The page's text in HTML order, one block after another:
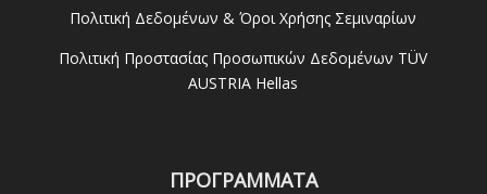
Πολιτική Δεδομένων & Όροι Χρήσης Σεμιναρίων
Πολιτική Προστασίας Προσωπικών Δεδομένων TÜV
AUSTRIA Hellas
ΠΡΟΓΡΑΜΜΑΤΑ